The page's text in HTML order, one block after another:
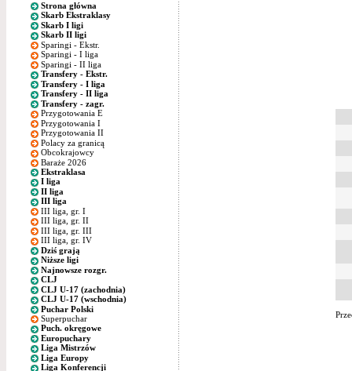
Strona główna
Skarb Ekstraklasy
Skarb I ligi
Skarb II ligi
Sparingi - Ekstr.
Sparingi - I liga
Sparingi - II liga
Transfery - Ekstr.
Transfery - I liga
Transfery - II liga
Transfery - zagr.
Przygotowania E
Przygotowania I
Przygotowania II
Polacy za granicą
Obcokrajowcy
Baraże 2026
Ekstraklasa
I liga
II liga
III liga
III liga, gr. I
III liga, gr. II
III liga, gr. III
III liga, gr. IV
Dziś grają
Niższe ligi
Najnowsze rozgr.
CLJ
CLJ U-17 (zachodnia)
CLJ U-17 (wschodnia)
Puchar Polski
Superpuchar
Puch. okręgowe
Europuchary
Liga Mistrzów
Liga Europy
Liga Konferencji